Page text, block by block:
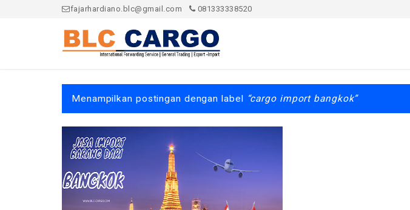
fajarhardiano.blc@gmail.com 081333338520
Menampilkan postingan dengan label cargo import bangkok